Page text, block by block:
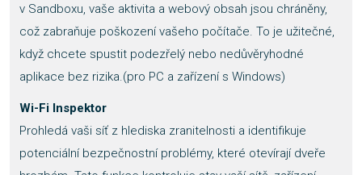
v Sandboxu, vaše aktivita a webový obsah jsou chráněny,
což zabraňuje poškození vašeho počítače. To je užitečné,
když chcete spustit podezřelý nebo nedůvěryhodné
aplikace bez rizika.(pro PC a zařízení s Windows)
Wi-Fi Inspektor
Prohledá vaši síť z hlediska zranitelnosti a identifikuje
potenciální bezpečnostní problémy, které otevírají dveře